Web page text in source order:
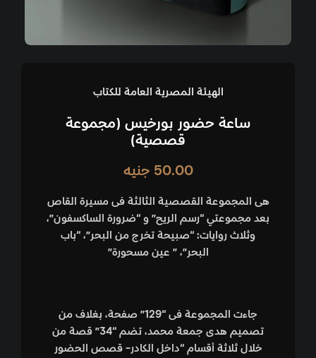
الهيئة المصرية العامة للكتاب
ساعة حضور بورخيس (مجموعة
قصصية)
50.00 جنيه
هى المجموعة القصصية الثالثة فى مسيرة القاص
بعد مجموعتي “رسم الريح” و “ضرورة الساكسفون”،
وثلاث روايات: “صبيحة تخرج من البحر”، “باب
البحر”، ” عين مسحورة”
جاءت المجموعة فى “129” صفحة، بغلاف من
تصميم هدى جمعة محمد، تضم “34” قصة من
خلال ثلاثة أقسام “داخل الكادر- قصص الحضور